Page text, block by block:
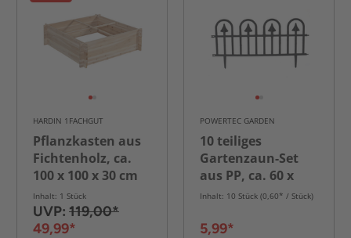
HARDIN 1FACHGUT
Pflanzkasten aus
Fichtenholz, ca.
100 x 100 x 30 cm
Inhalt: 1 Stück
UVP: 119,00*
49,99*
POWERTEC GARDEN
10 teiliges
Gartenzaun-Set
aus PP, ca. 60 x
31,5 cm
Inhalt: 10 Stück (0,60* / Stück)
5,99*